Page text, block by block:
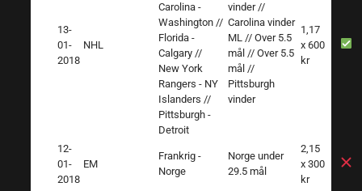
13-
01-
2018
NHL
Carolina -
Washington //
Florida -
Calgary //
New York
Rangers - NY
Islanders //
Pittsburgh -
Detroit
vinder //
Carolina vinder
ML // Over 5.5
mål // Over 5.5
mål //
Pittsburgh
vinder
1,17
x 600
kr
12-
01-
2018
EM
Frankrig -
Norge
Norge under
29.5 mål
2,15
x 300
kr